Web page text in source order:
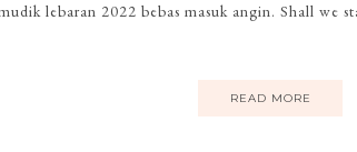
lebaran 2022 bebas masuk angin. Shall we
READ MORE